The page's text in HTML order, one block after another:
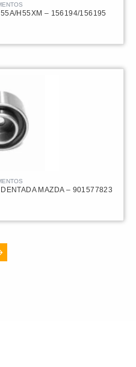
H55XM – 156194/156195
MAZDA – 901577823